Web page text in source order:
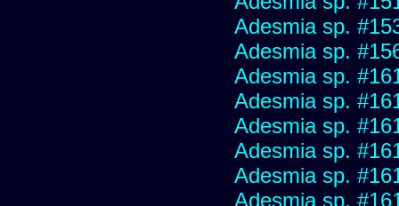
Adesmia sp.
Adesmia sp.
Adesmia sp.
Adesmia sp.
Adesmia sp.
Adesmia sp.
Adesmia sp.
Adesmia sp.